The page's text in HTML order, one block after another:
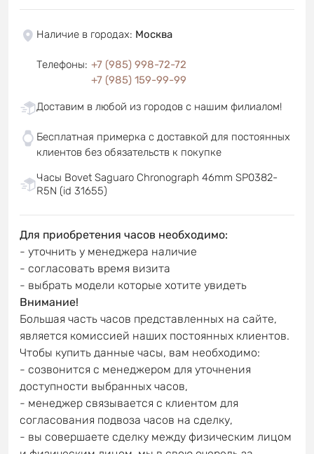
Наличие в городах: Москва
Телефоны: +7 (985) 998-72-72
+7 (985) 159-99-99
Доставим в любой из городов с нашим филиалом!
Бесплатная примерка с доставкой для постоянных
клиентов без обязательств к покупке
Часы Bovet Saguaro Chronograph 46mm SP0382-
R5N (id 31655)
Для приобретения часов необходимо:
- уточнить у менеджера наличие
- согласовать время визита
- выбрать модели которые хотите увидеть
Внимание!
Большая часть часов представленных на сайте,
является комиссией наших постоянных клиентов.
Чтобы купить данные часы, вам необходимо:
- созвонится с менеджером для уточнения
доступности выбранных часов,
- менеджер связывается с клиентом для
согласования подвоза часов на сделку,
- вы совершаете сделку между физическим лицом